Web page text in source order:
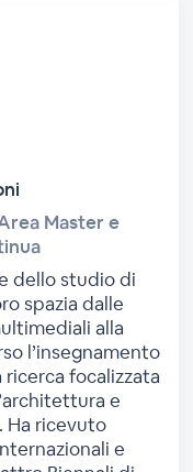
Master e
dello studio di
spazia dalle
alla
l’insegnamento
focalizzata
e
Ha ricevuto
e